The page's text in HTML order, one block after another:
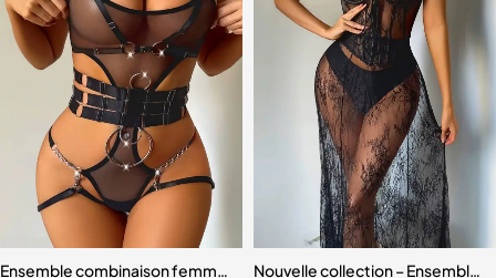
Ensemble combinaison femme – Maille ajourée avec ceinture
Nouvelle collection – Ensemble